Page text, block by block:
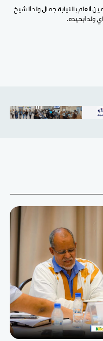
العام بالنيابة جمال ولد الشيخ
ولد ابحيده.